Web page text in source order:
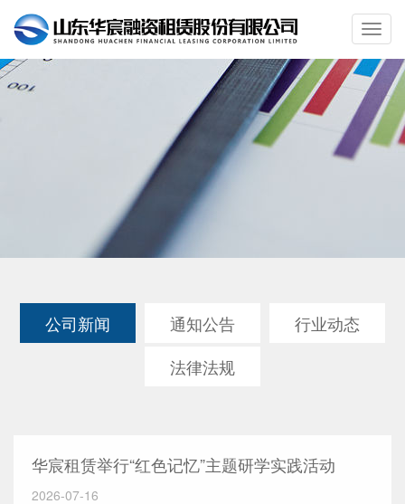
公司新闻 通知公告
行业动态
法律法规
华宸租赁举行“红色记忆”主题研学实践活动
2026-07-16